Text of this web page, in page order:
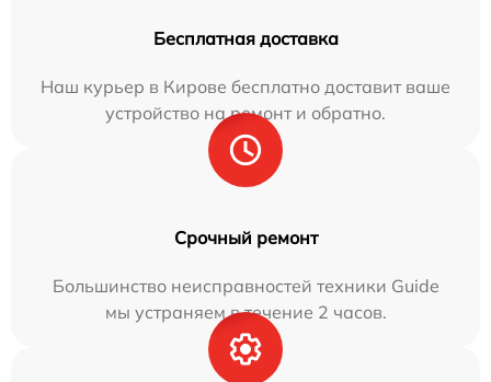
Бесплатная доставка
Наш курьер в Кирове бесплатно доставит ваше
устройство на ремонт и обратно.
Срочный ремонт
Большинство неисправностей техники Guide
мы устраняем в течение 2 часов.